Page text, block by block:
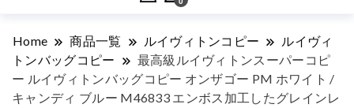
Home 商品一覧 ルイヴィトンコピー
ルイヴィ
トンバッグコピー
最高級ルイヴィトンスーパーコピ
ー ルイヴィトンバッグコピー オンザゴー PM ホワイト /
キャンディ ブルー M46833 エンボス加工したグレインレ